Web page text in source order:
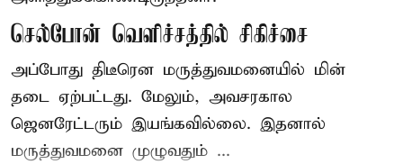
செல்போன் வெளிச்சத்தில் சிகிச்சை
அப்போது திடீரென மருத்துவமனையில் மின்
தடை ஏற்பட்டது. மேலும், அவசரகால
ஜெனரேட்டரும் இயங்கவில்லை. இதனால்
மருத்துவமனை முழுவதும் ...